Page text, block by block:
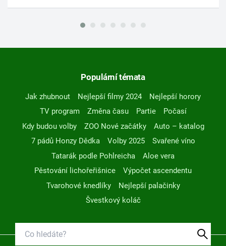
Populární témata
Jak zhubnout Nejlepší filmy 2024
Nejlepší horory
TV program
Změna času Partie
Počasí
Kdy budou volby
ZOO Nové začátky
Auto – katalog
7 pádů Honzy Dědka
Volby 2025
Svařené víno
Tatarák podle Pohlreicha
Aloe vera
Pěstování lichořeřišnice
Výpočet ascendentu
Tvarohové knedlíky
Nejlepší palačinky
Švestkový koláč